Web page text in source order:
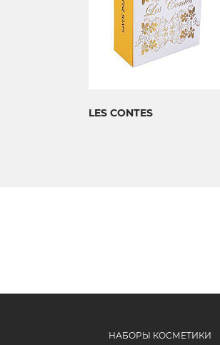
LES CONTES
НАБОРЫ КОСМЕТИКИ